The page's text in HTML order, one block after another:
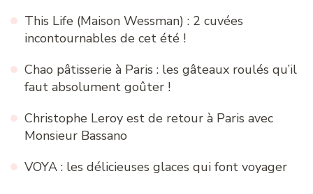
This Life (Maison Wessman) : 2 cuvées
incontournables de cet été !
Chao pâtisserie à Paris : les gâteaux roulés qu’il
faut absolument goûter !
Christophe Leroy est de retour à Paris avec
Monsieur Bassano
VOYA : les délicieuses glaces qui font voyager